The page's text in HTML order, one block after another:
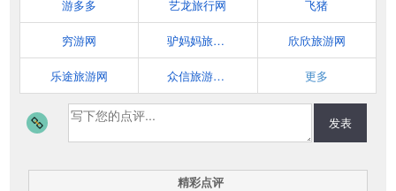
游多多 艺龙旅行网 飞猪
穷游网 驴妈妈旅游网 欣欣旅游网
乐途旅游网 众信旅游悠哉网 更多
发表
精彩点评